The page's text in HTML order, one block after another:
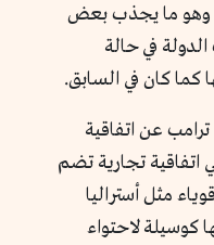
وهو ما يجذب بعض
في حالة
كما كان في السابق.
عن اتفاقية
اتفاقية تجارية تضم
مثل أستراليا
كوسيلة لاحتواء